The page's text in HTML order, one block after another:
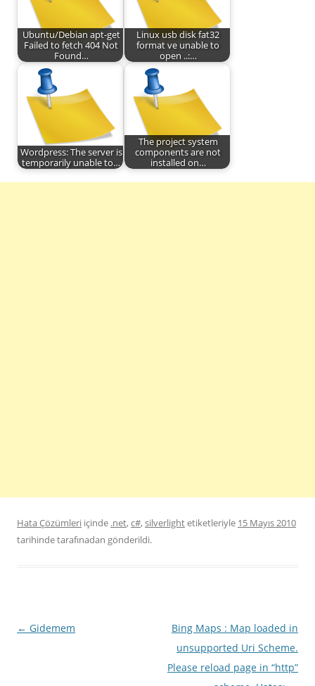
Ubuntu/Debian apt-get
Failed to fetch 404 Not
Found…
Linux usb disk fat32
format ve unable to
open ..:…
Wordpress: The server is
temporarily unable to…
The project system
components are not
installed on…
Hata Çözümleri içinde .net,c#,silverlightetiketleriyle 15 Mayıs 2010
tarihindetarafınadan gönderildi.
Yazı
← Gidemem
Bing Maps : Map loaded in
unsupported Uri Scheme.
Please reload page in “http”